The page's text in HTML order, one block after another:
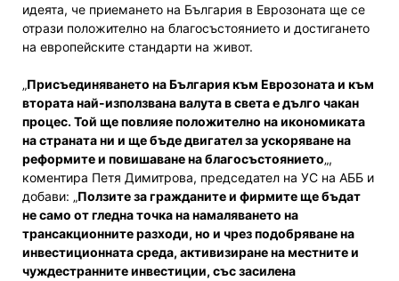
идеята, че приемането на България в Еврозоната ще се
отрази положително на благосъстоянието и достигането
на европейските стандарти на живот.
„Присъединяването на България към Еврозоната и към
втората най-използвана валута в света е дълго чакан
процес. Той ще повлияе положително на икономиката
на страната ни и ще бъде двигател за ускоряване на
реформите и повишаване на благосъстоянието„,
коментира Петя Димитрова, председател на УС на АББ и
добави: „Ползите за гражданите и фирмите ще бъдат
не само от гледна точка на намаляването на
трансакционните разходи, но и чрез подобряване на
инвестиционната среда, активизиране на местните и
чуждестранните инвестиции, със засилена